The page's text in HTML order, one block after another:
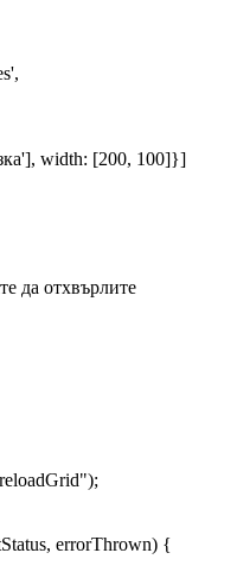
width: [200, 100]}]
да отхвърлите
errorThrown) {